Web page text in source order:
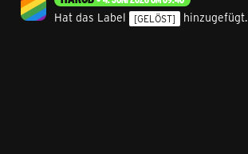
Hat das Label [GELÖST] hinzugefügt.